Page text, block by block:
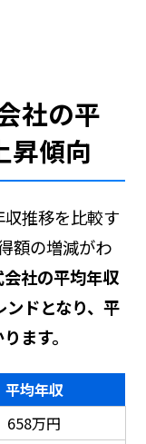
社の平
昇傾向
推移を比較す
額の増減がわ
社の平均年収
ドとなり、平
ます。
平均年収
658万円